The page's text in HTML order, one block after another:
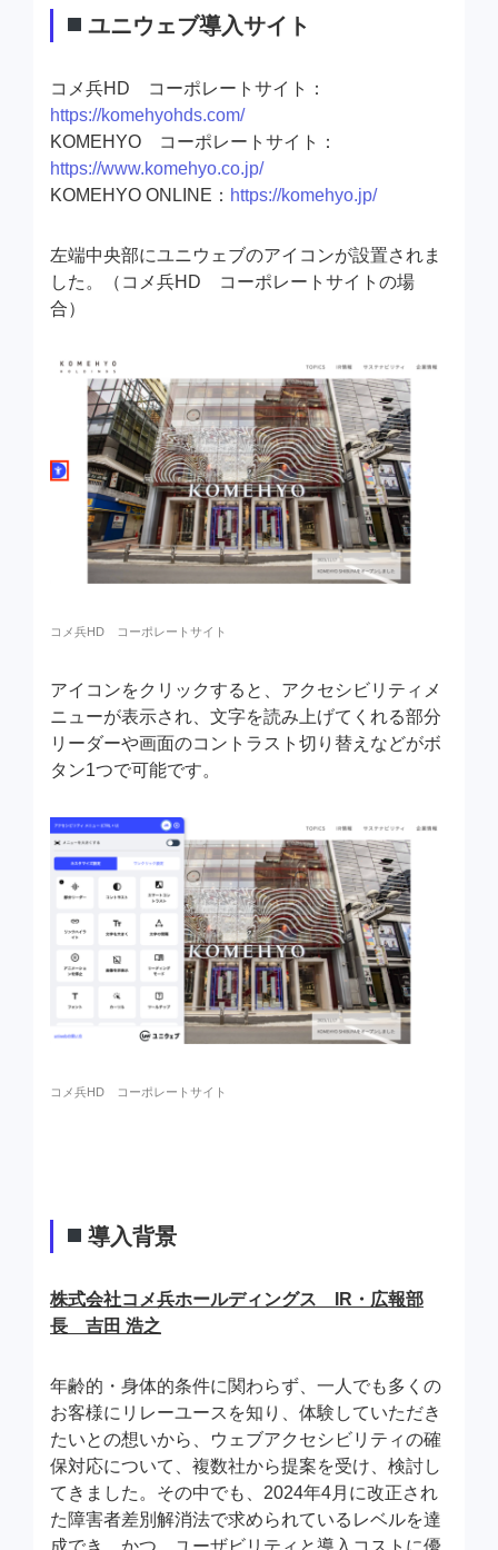
ユニウェブ導入サイト
コメ兵HD コーポレートサイト：
https://komehyohds.com/
KOMEHYO コーポレートサイト：
https://www.komehyo.co.jp/
KOMEHYO ONLINE： https://komehyo.jp/
左端中央部にユニウェブのアイコンが設置されま
した。（コメ兵HD コーポレートサイトの場
合）
コメ兵HD コーポレートサイト
アイコンをクリックすると、アクセシビリティメ
ニューが表示され、文字を読み上げてくれる部分
リーダーや画面のコントラスト切り替えなどがボ
タン1つで可能です。
コメ兵HD コーポレートサイト
導入背景
株式会社コメ兵ホールディングス IR・広報部
長 吉田 浩之
年齢的・身体的条件に関わらず、一人でも多くの
お客様にリレーユースを知り、体験していただき
たいとの想いから、ウェブアクセシビリティの確
保対応について、複数社から提案を受け、検討し
てきました。その中でも、2024年4月に改正され
た障害者差別解消法で求められているレベルを達